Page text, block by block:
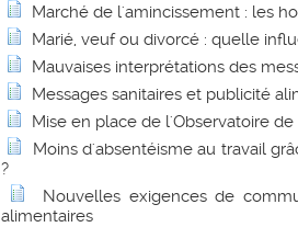
Marché de l'amincissement : les
Marié, veuf ou divorcé : quelle
Mauvaises interprétations des
Messages sanitaires et publicité
Mise en place de l'Observatoire
Moins d'absentéisme au travail
?
Nouvelles exigences de
alimentaires